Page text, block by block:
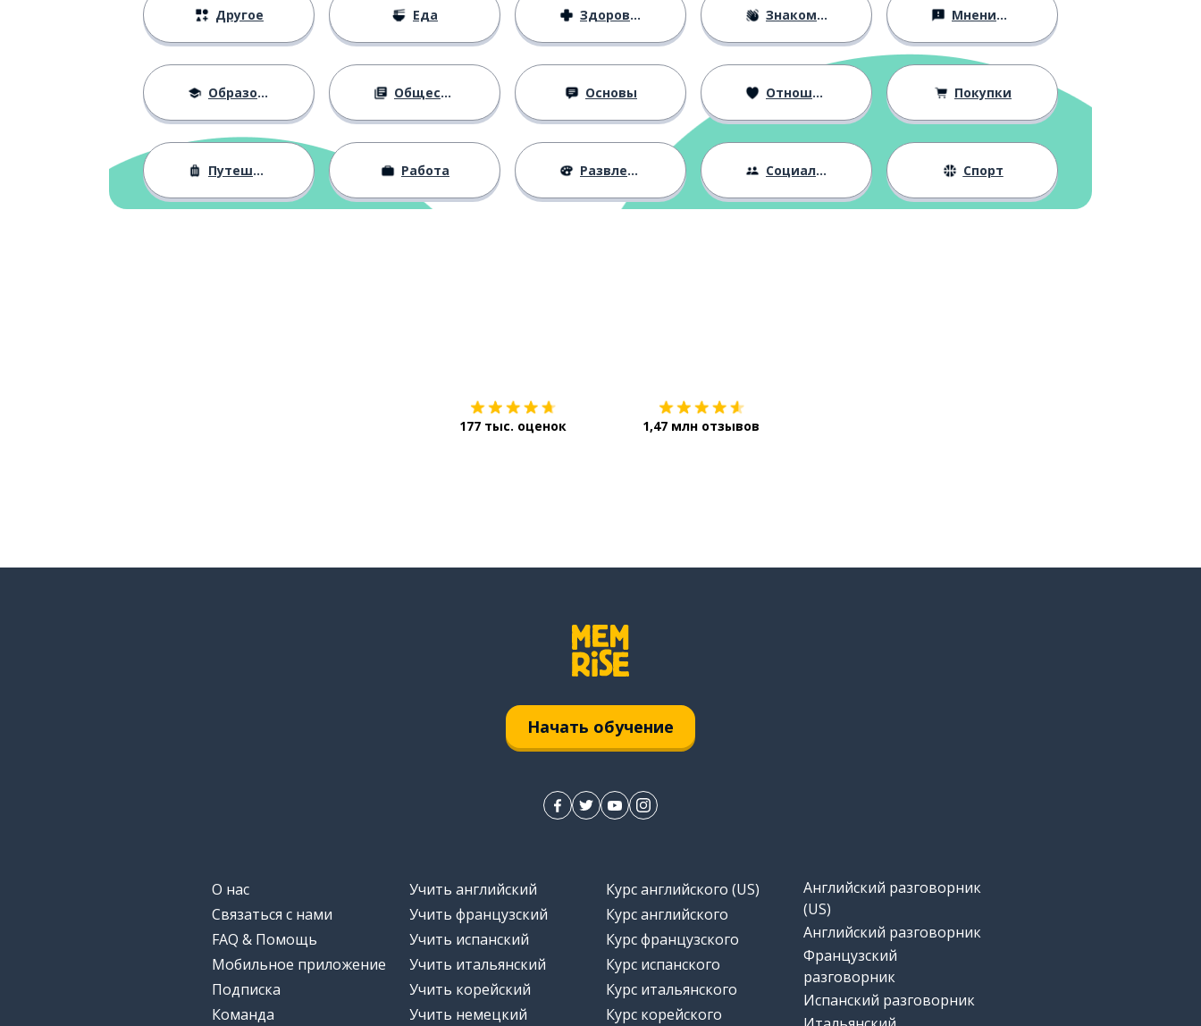
Другое Еда Здоровье Знакомство Мнения и убеждения
Образование Общество Основы Отношения Покупки
Путешествия Работа Развлечения Социальная жизнь Спорт
177 тыс. оценок 1,47 млн отзывов
Начать обучение
О нас
Связаться с нами
FAQ & Помощь
Мобильное приложение
Подписка
Команда
Учить английский
Учить французский
Учить испанский
Учить итальянский
Учить корейский
Учить немецкий
Курс английского (US)
Курс английского
Курс французского
Курс испанского
Курс итальянского
Курс корейского
Английский разговорник
(US)
Английский разговорник
Французский
разговорник
Испанский разговорник